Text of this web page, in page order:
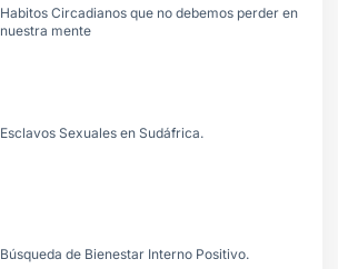
Habitos Circadianos que no debemos perder en
nuestra mente
Esclavos Sexuales en Sudáfrica.
Búsqueda de Bienestar Interno Positivo.